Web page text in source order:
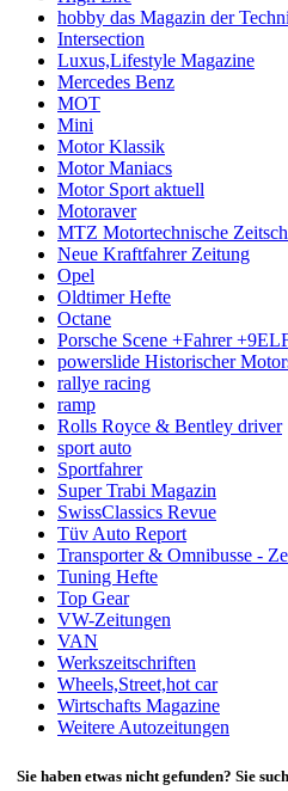
hobby das Magazin der
Intersection
Luxus,Lifestyle Magazine
Mercedes Benz
MOT
Mini
Motor Klassik
Motor Maniacs
Motor Sport aktuell
Motoraver
MTZ Motortechnische
Neue Kraftfahrer Zeitung
Opel
Oldtimer Hefte
Octane
Porsche Scene +Fahrer
powerslide Historischer
rallye racing
ramp
Rolls Royce & Bentley driver
sport auto
Sportfahrer
Super Trabi Magazin
SwissClassics Revue
Tüv Auto Report
Transporter & Omnibusse -
Tuning Hefte
Top Gear
VW-Zeitungen
VAN
Werkszeitschriften
Wheels,Street,hot car
Wirtschafts Magazine
Weitere Autozeitungen
Sie haben etwas nicht gefunden? Sie